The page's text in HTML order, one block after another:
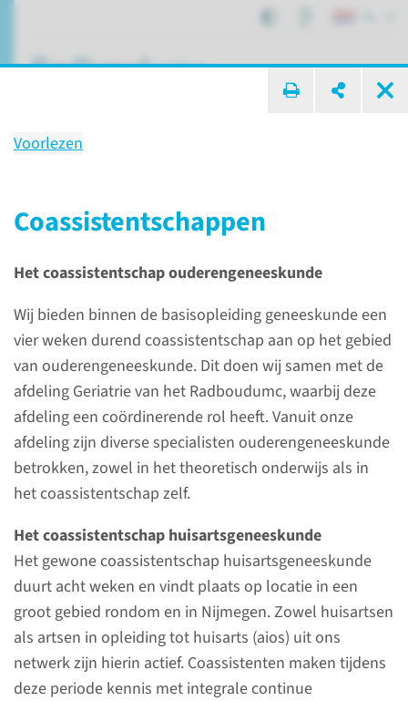
Voorlezen
Coassistent­schappen
Het coassistentschap ouderengeneeskunde
Wij bieden binnen de basisopleiding geneeskunde een
vier weken durend coassistentschap aan op het gebied
van ouderengeneeskunde. Dit doen wij samen met de
afdeling Geriatrie van het Radboudumc, waarbij deze
afdeling een coördinerende rol heeft. Vanuit onze
afdeling zijn diverse specialisten ouderengeneeskunde
betrokken, zowel in het theoretisch onderwijs als in
het coassistentschap zelf.
Het coassistentschap huisartsgeneeskunde
Het gewone coassistentschap huisartsgeneeskunde
duurt acht weken en vindt plaats op locatie in een
groot gebied rondom en in Nijmegen. Zowel huisartsen
als artsen in opleiding tot huisarts (aios) uit ons
netwerk zijn hierin actief. Coassistenten maken tijdens
deze periode kennis met integrale continue
Eerstelijnsgeneeskunde
Ons onderwijs
Voorlezen
Wij verzorgen onderwijs binnen de basisopleiding
Geneeskunde en Biomedische Wetenschappen,
Tandheelkunde en medische vervolgopleidingen.
Naast het geven van inhoudelijk onderwijs over
de eerstelijns disciplines zijn wij ook sterk
(consultvoering en communicatie, lichamelijk
onderzoek en klinisch redeneren) en coaching
van studenten.